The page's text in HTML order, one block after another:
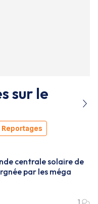
sur le
Reportages
centrale solaire de
par les méga
1